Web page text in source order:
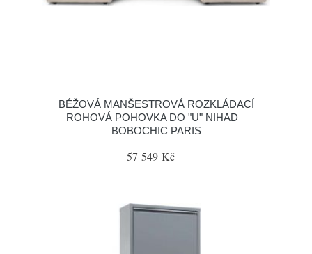
BÉŽOVÁ MANŠESTROVÁ ROZKLÁDACÍ
ROHOVÁ POHOVKA DO "U" NIHAD –
BOBOCHIC PARIS
57 549 Kč